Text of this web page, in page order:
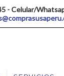
- Celular/